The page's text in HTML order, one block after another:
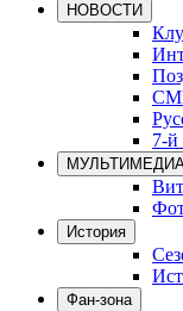
НОВОСТИ
7-й
История
Фан-зона